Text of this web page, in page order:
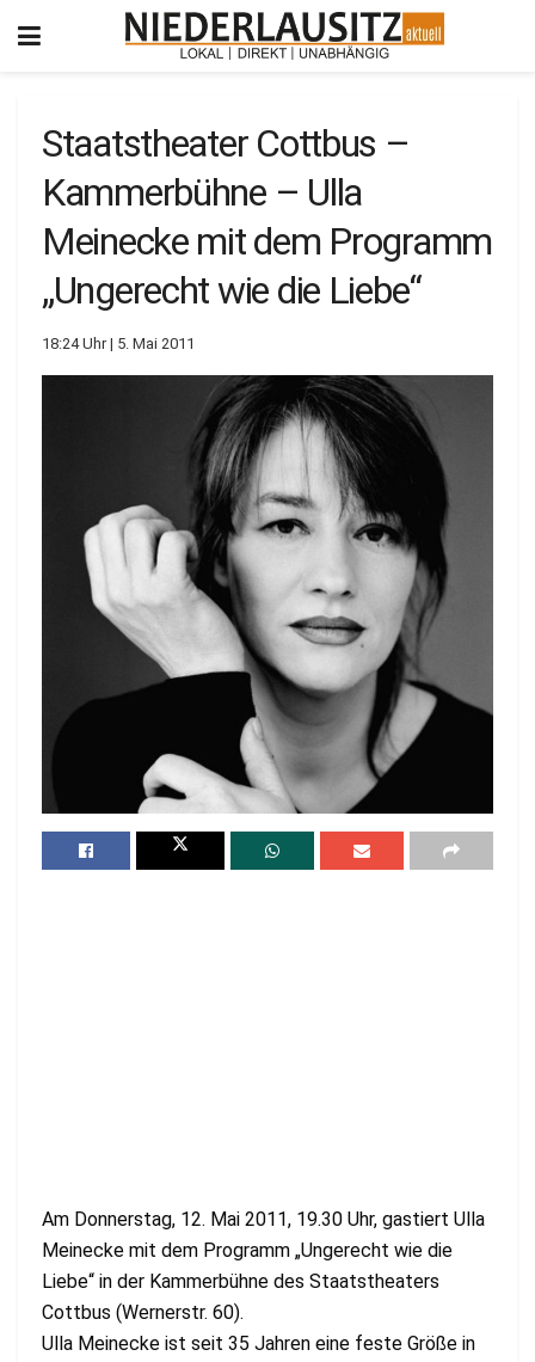
Staatstheater Cottbus –
Kammerbühne – Ulla
Meinecke mit dem Programm
„Ungerecht wie die Liebe“
18:24 Uhr | 5. Mai 2011
Am Donnerstag, 12. Mai 2011, 19.30 Uhr, gastiert Ulla
Meinecke mit dem Programm „Ungerecht wie die
Liebe“ in der Kammerbühne des Staatstheaters
Cottbus (Wernerstr. 60).
Ulla Meinecke ist seit 35 Jahren eine feste Größe in